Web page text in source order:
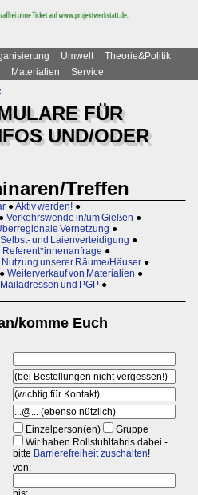
Umwelt
Theorie&Politik
Materialien
Service
FÜR
UND/ODER
Treffen
●Aktiv werden! ●
● Verkehrswende in/um Gießen ●
Vernetzung ●
Selbst- und Laienverteidigung ●
Referent*innenanfrage ●
Nutzung unserer Räume/Häuser ●
● Weiterverkauf von Materialien ●
Mailadressen und PGP ●